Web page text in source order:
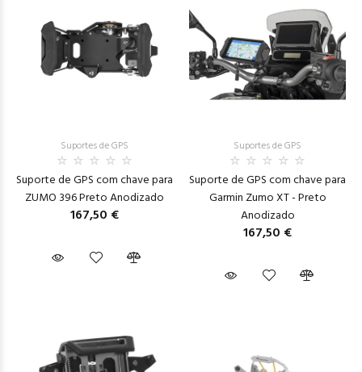
Suportes de GPS
Suporte de GPS com chave para
ZUMO 396 Preto Anodizado
167,50 €
Suportes de GPS
Suporte de GPS com chave para
Garmin Zumo XT - Preto
Anodizado
167,50 €